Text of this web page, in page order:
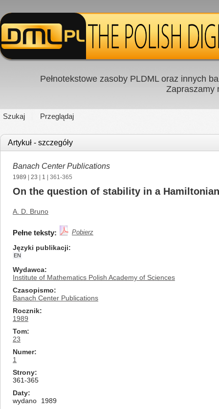
Pełnotekstowe zasoby PLDML oraz innych
Zapraszamy
Szukaj Przeglądaj
Artykuł - szczegóły
Banach Center Publications
1989 23 1 | 361-365
On the question of stability in a
A. D. Bruno
Pełne teksty: Pobierz
Języki publikacji
EN
Wydawca
Institute of Mathematics Polish Academy of Sciences
Czasopismo
Banach Center Publications
Rocznik
1989
Tom
23
Numer
1
Strony
361-365
Daty
wydano
1989